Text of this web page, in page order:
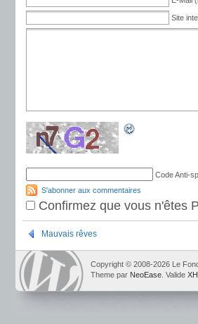
Site
Code Anti-
S'abonner aux commentaires
Confirmez que vous n'êtes
Mauvais rêves
Copyright © 2008-2026 Le
Theme par NeoEase . Valide